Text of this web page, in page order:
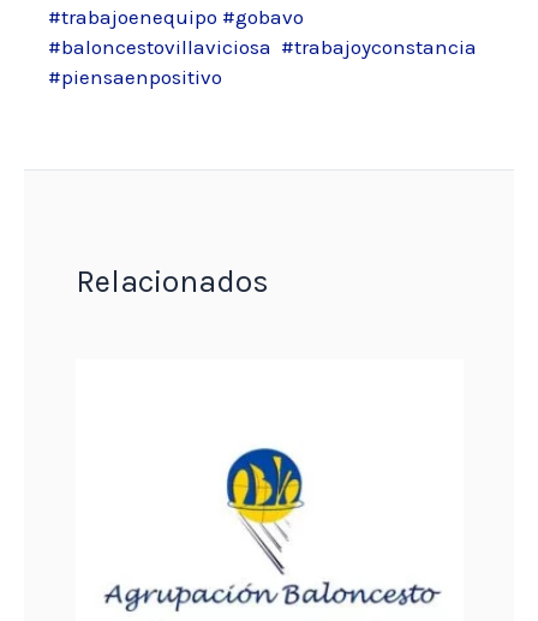
#trabajoenequipo #gobavo
#baloncestovillaviciosa #trabajoyconstancia
#piensaenpositivo
Relacionados